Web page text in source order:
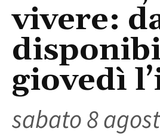
vivere:
giovedì
sabato 8